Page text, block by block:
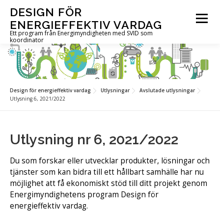
innehåll
DESIGN FÖR
ENERGIEFFEKTIV VARDAG
Ett program från Energimyndigheten med SVID som
koordinator
Meny
OM PROGRAMMET UTLYSNINGAR PROJEKT
AKTUELLT
IN ENGLISH
Design för energieffektiv vardag Utlysningar
Avslutade utlysningar
Utlysning 6, 2021/2022
Utlysning nr 6, 2021/2022
Du som forskar eller utvecklar produkter, lösningar och
tjänster som kan bidra till ett hållbart samhälle har nu
möjlighet att få ekonomiskt stöd till ditt projekt genom
Energimyndighetens program Design för
energieffektiv vardag.